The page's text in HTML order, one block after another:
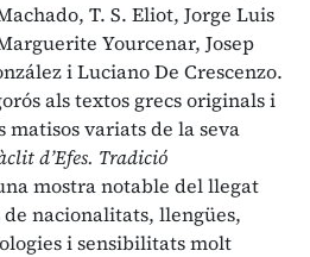
T. S. Eliot, Jorge Luis
Yourcenar, Josep
i Luciano De Crescenzo.
als textos grecs originals i
matisos variats de la seva
d’Efes. Tradició
mostra notable del llegat
nacionalitats, llengües,
i sensibilitats molt